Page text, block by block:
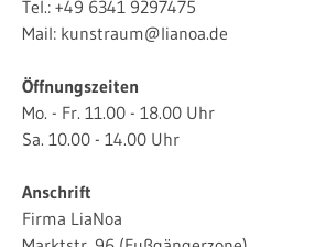
Tel.: +49 6341 9297475
Mail: kunstraum@lianoa.de
Öffnungszeiten
Mo. - Fr. 11.00 - 18.00 Uhr
Sa. 10.00 - 14.00 Uhr
Anschrift
Firma LiaNoa